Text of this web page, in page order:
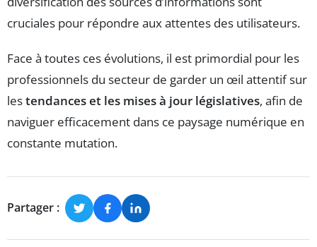
cruciales pour répondre aux attentes des utilisateurs.
Face à toutes ces évolutions, il est primordial pour les
professionnels du secteur de garder un œil attentif sur
lestendances et les mises à jour législatives, afin de
naviguer efficacement dans ce paysage numérique en
constante mutation.
Partager :